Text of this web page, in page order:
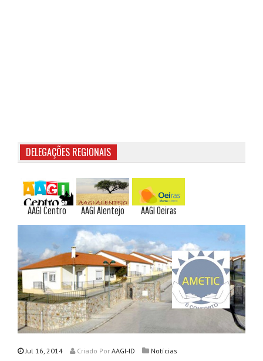
DELEGAÇÕES REGIONAIS
AAGI Centro AAGI Alentejo AAGI Oeiras
Jul 16, 2014 Criado Por AAGI-ID Notícias